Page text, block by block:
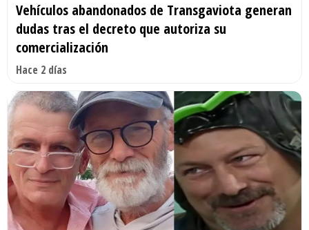
Vehículos abandonados de Transgaviota generan
dudas tras el decreto que autoriza su
comercialización
Hace 2 días